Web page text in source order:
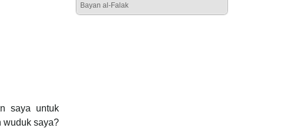
saya untuk
wuduk saya?
Bayan al-Falak